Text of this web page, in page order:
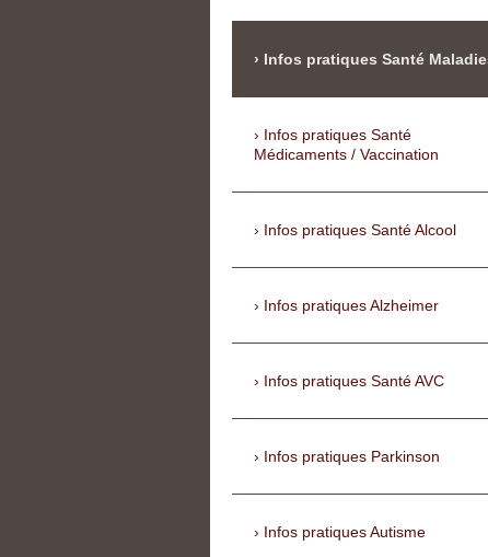
Infos pratiques Santé
Infos pratiques Santé
Médicaments / Vaccination
Infos pratiques Santé Alcool
Infos pratiques Alzheimer
Infos pratiques Santé AVC
Infos pratiques Parkinson
Infos pratiques Autisme